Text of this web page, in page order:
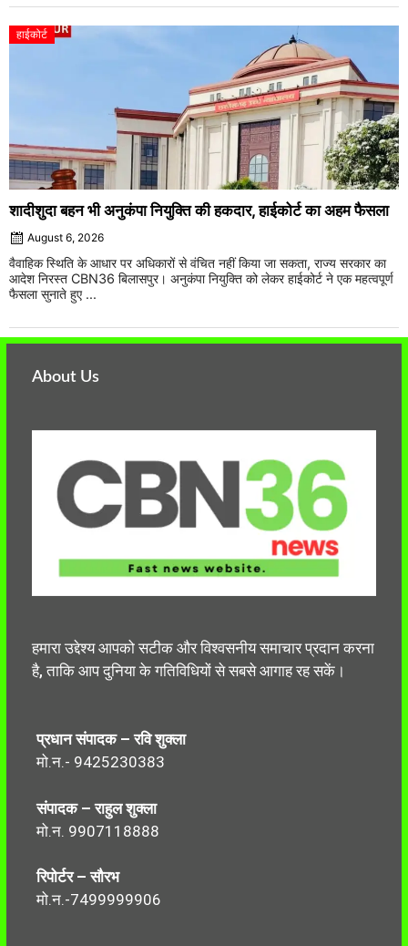
हाईकोर्ट
शादीशुदा बहन भी अनुकंपा नियुक्ति की हकदार, हाईकोर्ट का अहम फैसला
August 6, 2026
वैवाहिक स्थिति के आधार पर अधिकारों से वंचित नहीं किया जा सकता, राज्य सरकार का
आदेश निरस्त CBN36 बिलासपुर। अनुकंपा नियुक्ति को लेकर हाईकोर्ट ने एक महत्वपूर्ण
फैसला सुनाते हुए ...
About Us
हमारा उद्देश्य आपको सटीक और विश्वसनीय समाचार प्रदान करना
है, ताकि आप दुनिया के गतिविधियों से सबसे आगाह रह सकें।
प्रधान संपादक – रवि शुक्ला
मो.न.- 9425230383
संपादक – राहुल शुक्ला
मो.न. 9907118888
रिपोर्टर – सौरभ
मो.न.-7499999906